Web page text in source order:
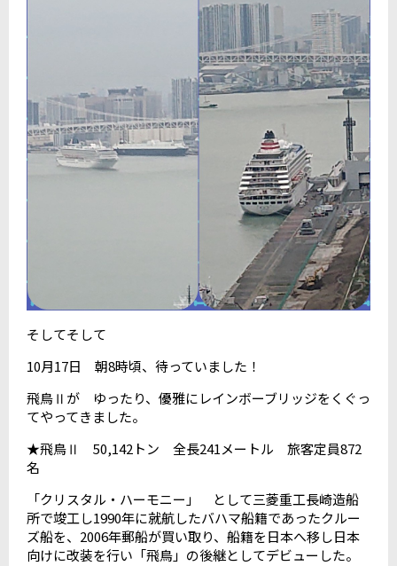
そしてそして
10月17日 朝8時頃、待っていました！
飛鳥Ⅱが ゆったり、優雅にレインボーブリッジをくぐっ
てやってきました。
★飛鳥Ⅱ 50,142トン 全長241メートル 旅客定員872
名
「クリスタル・ハーモニー」 として三菱重工長崎造船
所で竣工し1990年に就航したバハマ船籍であったクルー
ズ船を、2006年郵船が買い取り、船籍を日本へ移し日本
向けに改装を行い「飛鳥」の後継としてデビューした。